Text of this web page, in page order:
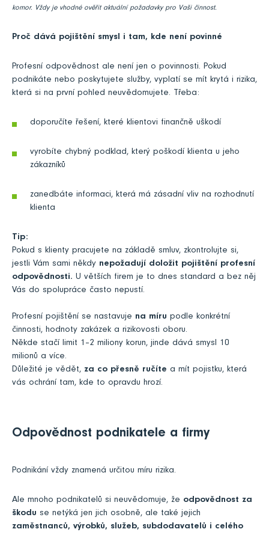
komor. Vždy je vhodné ověřit aktuální požadavky pro Vaši činnost.
Proč dává pojištění smysl i tam, kde není povinné
Profesní odpovědnost ale není jen o povinnosti. Pokud
podnikáte nebo poskytujete služby, vyplatí se mít krytá i rizika,
která si na první pohled neuvědomujete. Třeba:
doporučíte řešení, které klientovi finančně uškodí
vyrobíte chybný podklad, který poškodí klienta u jeho
zákazníků
zanedbáte informaci, která má zásadní vliv na rozhodnutí
klienta
Tip:
Pokud s klienty pracujete na základě smluv, zkontrolujte si,
jestli Vám sami někdy nepožadují doložit pojištění profesní
odpovědnosti. U větších firem je to dnes standard a bez něj
Vás do spolupráce často nepustí.
Profesní pojištění se nastavuje na míru podle konkrétní
činnosti, hodnoty zakázek a rizikovosti oboru.
Někde stačí limit 1–2 miliony korun, jinde dává smysl 10
milionů a více.
Důležité je vědět, za co přesně ručíte a mít pojistku, která
vás ochrání tam, kde to opravdu hrozí.
Odpovědnost podnikatele a firmy
Podnikání vždy znamená určitou míru rizika.
Ale mnoho podnikatelů si neuvědomuje, že odpovědnost za
škodu se netýká jen jich osobně, ale také jejich
zaměstnanců, výrobků, služeb, subdodavatelů i celého